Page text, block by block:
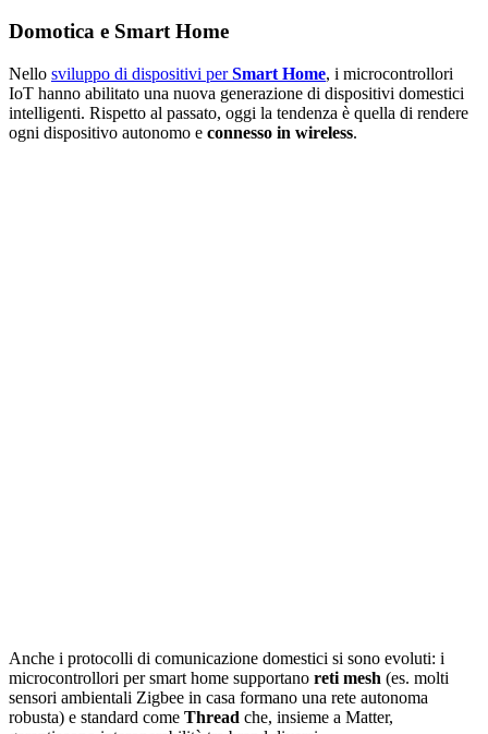
Domotica e Smart Home
Nello sviluppo di dispositivi perSmart Home, i microcontrollori
IoT hanno abilitato una nuova generazione di dispositivi domestici
intelligenti. Rispetto al passato, oggi la tendenza è quella di rendere
ogni dispositivo autonomo e connesso in wireless.
Anche i protocolli di comunicazione domestici si sono evoluti: i
microcontrollori per smart home supportano reti mesh (es. molti
sensori ambientali Zigbee in casa formano una rete autonoma
robusta) e standard come Thread che, insieme a Matter,